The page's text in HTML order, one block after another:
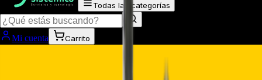
Todas las categorías
Mi cuenta Carrito